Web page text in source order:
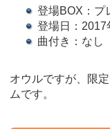
登場BOX：プ
登場日：2017
曲付き：なし
オウルですが、限
ムです。